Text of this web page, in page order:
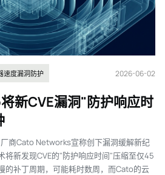
速度漏洞防护 2026-06-02
新CVE漏洞"防护响应时
商Cato Networks宣称创下漏洞缓解新纪
将新发现CVE的"防护响应时间"压缩至仅45
的补丁周期，可能耗时数周，而Cato的云